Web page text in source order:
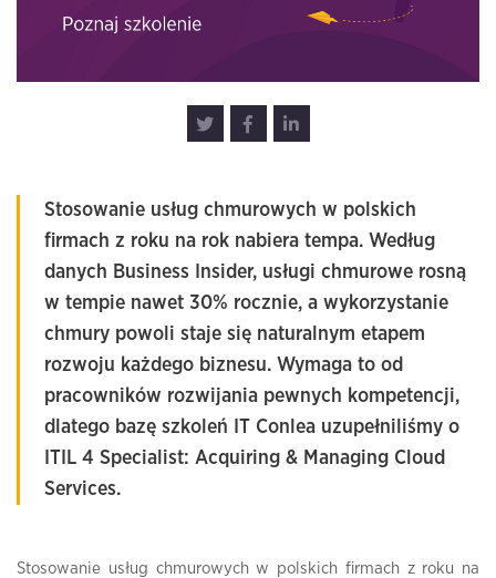
Stosowanie usług chmurowych w polskich
firmach z roku na rok nabiera tempa. Według
danych Business Insider, usługi chmurowe rosną
w tempie nawet 30% rocznie, a wykorzystanie
chmury powoli staje się naturalnym etapem
rozwoju każdego biznesu. Wymaga to od
pracowników rozwijania pewnych kompetencji,
dlatego bazę szkoleń IT Conlea uzupełniliśmy o
ITIL 4 Specialist: Acquiring & Managing Cloud
Services.
Stosowanie usług chmurowych w polskich firmach z roku na